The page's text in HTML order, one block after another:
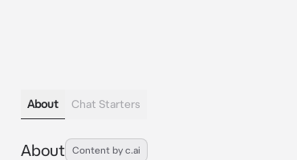
About Chat Starters
About Content by c.ai